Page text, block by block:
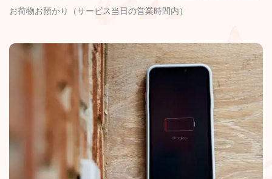
お荷物お預かり（サービス当日の営業時間内）